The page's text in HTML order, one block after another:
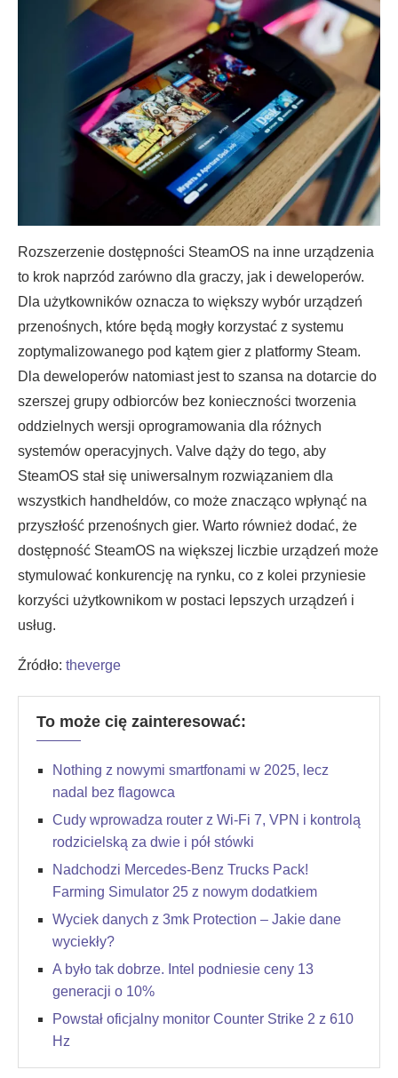
Rozszerzenie dostępności SteamOS na inne urządzenia
to krok naprzód zarówno dla graczy, jak i deweloperów.
Dla użytkowników oznacza to większy wybór urządzeń
przenośnych, które będą mogły korzystać z systemu
zoptymalizowanego pod kątem gier z platformy Steam.
Dla deweloperów natomiast jest to szansa na dotarcie do
szerszej grupy odbiorców bez konieczności tworzenia
oddzielnych wersji oprogramowania dla różnych
systemów operacyjnych. Valve dąży do tego, aby
SteamOS stał się uniwersalnym rozwiązaniem dla
wszystkich handheldów, co może znacząco wpłynąć na
przyszłość przenośnych gier. Warto również dodać, że
dostępność SteamOS na większej liczbie urządzeń może
stymulować konkurencję na rynku, co z kolei przyniesie
korzyści użytkownikom w postaci lepszych urządzeń i
usług.
Źródło: theverge
To może cię zainteresować:
Nothing z nowymi smartfonami w 2025, lecz
nadal bez flagowca
Cudy wprowadza router z Wi-Fi 7, VPN i kontrolą
rodzicielską za dwie i pół stówki
Nadchodzi Mercedes-Benz Trucks Pack!
Farming Simulator 25 z nowym dodatkiem
Wyciek danych z 3mk Protection – Jakie dane
wyciekły?
A było tak dobrze. Intel podniesie ceny 13
generacji o 10%
Powstał oficjalny monitor Counter Strike 2 z 610
Hz